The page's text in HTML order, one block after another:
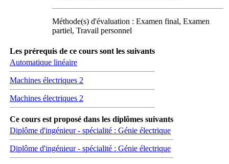
Méthode(s) d'évaluation : Examen final, Examen
partiel, Travail personnel
Les prérequis de ce cours sont les suivants
Automatique linéaire
Machines électriques 2
Machines électriques 2
Ce cours est proposé dans les diplômes suivants
Diplôme d'ingénieur - spécialité : Génie électrique
Diplôme d'ingénieur - spécialité : Génie électrique